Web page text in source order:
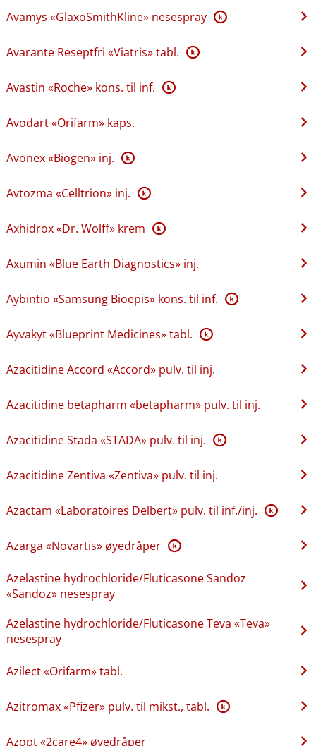
Avamys «GlaxoSmithKline» nesespray K
Avarante Reseptfri «Viatris» tabl. K
Avastin «Roche» kons. til inf. K
Avodart «Orifarm» kaps.
Avonex «Biogen» inj. K
Avtozma «Celltrion» inj. K
Axhidrox «Dr. Wolff» krem K
Axumin «Blue Earth Diagnostics» inj.
Aybintio «Samsung Bioepis» kons. til inf. K
Ayvakyt «Blueprint Medicines» tabl. K
Azacitidine Accord «Accord» pulv. til inj.
Azacitidine betapharm «betapharm» pulv. til inj.
Azacitidine Stada «STADA» pulv. til inj. K
Azacitidine Zentiva «Zentiva» pulv. til inj.
Azactam «Laboratoires Delbert» pulv. til inf.​/​inj. K
Azarga «Novartis» øyedråper K
Azelastine hydrochloride​/​Fluticasone Sandoz
«Sandoz» nesespray
Azelastine hydrochloride​/​Fluticasone Teva «Teva»
nesespray
Azilect «Orifarm» tabl.
Azitromax «Pfizer» pulv. til mikst., tabl. K
Azopt «2care4» øyedråper